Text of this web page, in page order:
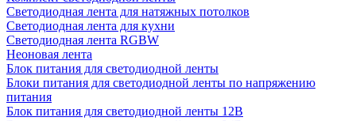
Светодиодная лента для натяжных потолков
Светодиодная лента для кухни
Светодиодная лента RGBW
Неоновая лента
Блок питания для светодиодной ленты
Блоки питания для светодиодной ленты по напряжению
питания
Блок питания для светодиодной ленты 12В